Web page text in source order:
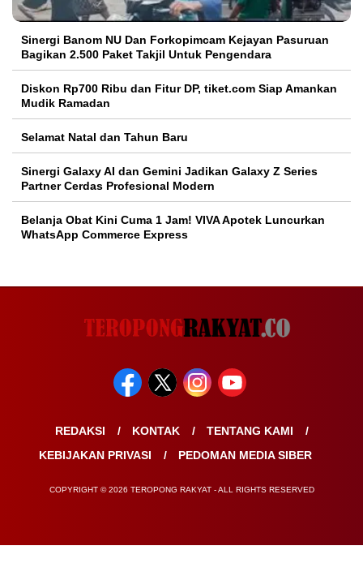
Sinergi Banom NU Dan Forkopimcam Kejayan Pasuruan
Bagikan 2.500 Paket Takjil Untuk Pengendara
Diskon Rp700 Ribu dan Fitur DP, tiket.com Siap Amankan
Mudik Ramadan
Selamat Natal dan Tahun Baru
Sinergi Galaxy AI dan Gemini Jadikan Galaxy Z Series
Partner Cerdas Profesional Modern
Belanja Obat Kini Cuma 1 Jam! VIVA Apotek Luncurkan
WhatsApp Commerce Express
REDAKSI KONTAK
TENTANG KAMI
KEBIJAKAN PRIVASI
PEDOMAN MEDIA SIBER
COPYRIGHT © 2026 TEROPONG RAKYAT - ALL RIGHTS RESERVED